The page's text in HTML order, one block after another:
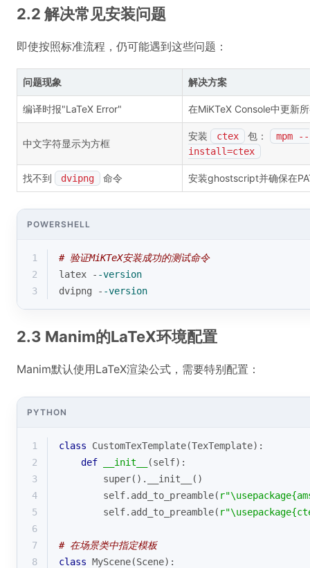
2.2 解决常见安装问题
即使按照标准流程，仍可能遇到这些问题：
问题现象 解决方案
编译时报"LaTeX Error" 在MiKTeX Console中更新
中文字符显示为方框
安装 ctex 包：
mpm --
install=ctex
找不到 dvipng 命令 安装ghostscript并确保在
POWERSHELL
1
# 验证MiKTeX安装成功的测试命令
2
latex - -version
3
dvipng - -version
2.3 Manim的LaTeX环境配置
Manim默认使用LaTeX渲染公式，需要特别配置：
PYTHON
1 class CustomTexTemplate(TexTemplate):
2
def __init__ (self):
3
super().__init__()
4
        self.add_to_preamble(
5
        self.add_to_preamble(
6
7
# 在场景类中指定模板
8
class MyScene(Scene):